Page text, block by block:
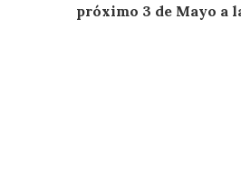
próximo 3 de Mayo a